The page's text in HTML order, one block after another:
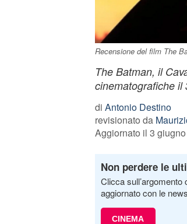
Recensione del film The
The Batman, il
cinematografiche il
di Antonio Destino
revisionato da
Aggiornato il 3
Non perdere le
Clicca
aggiornato con le
CINEMA